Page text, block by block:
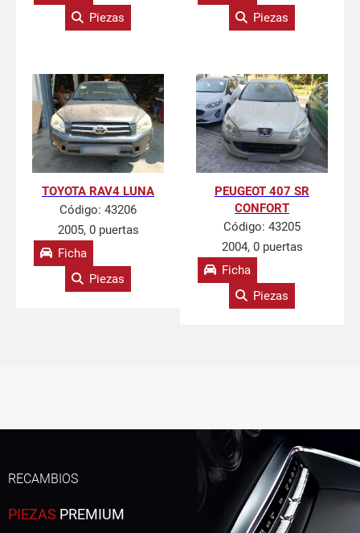
Piezas
Piezas
TOYOTA RAV4 LUNA
Código: 43206
2005, 0 puertas
Ficha
Piezas
PEUGEOT 407 SR
CONFORT
Código: 43205
2004, 0 puertas
Ficha
Piezas
RECAMBIOS
PIEZAS PREMIUM